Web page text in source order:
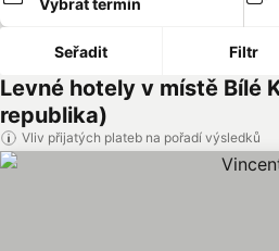
Vybrat termín
Seřadit Filtr
Levné hotely v místě Bílé
republika)
Vliv přijatých plateb na pořadí výsledků